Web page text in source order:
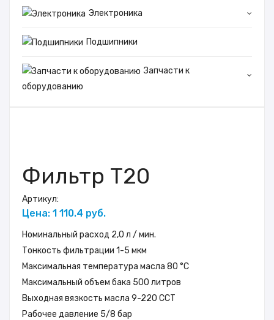
Фильтр Т20
Артикул:
Цена: 1 110.4 руб.
Номинальный расход 2,0 л / мин.
Тонкость фильтрации 1-5 мкм
Максимальная температура масла 80 °C
Максимальный объем бака 500 литров
Выходная вязкость масла 9-220 ССТ
Рабочее давление 5/8 бар
Электроника
Подшипники
Запчасти к
оборудованию